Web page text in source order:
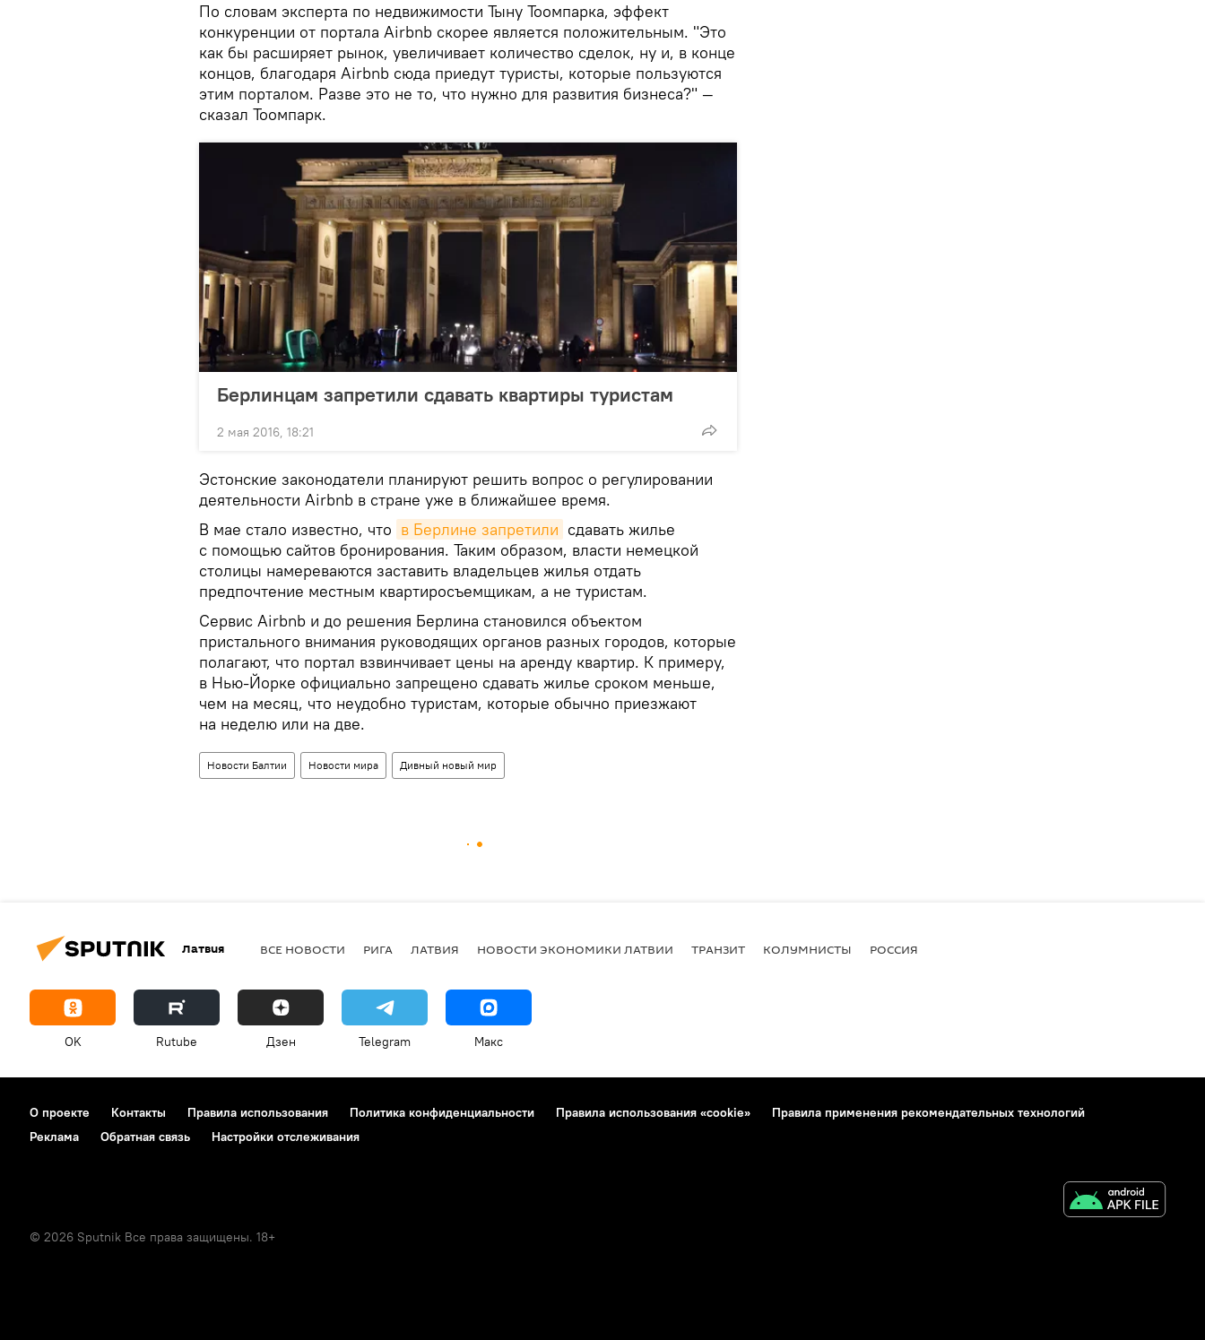
По словам эксперта по недвижимости Тыну Тоомпарка, эффект
конкуренции от портала Airbnb скорее является положительным. "Это
как бы расширяет рынок, увеличивает количество сделок, ну и, в конце
концов, благодаря Airbnb сюда приедут туристы, которые пользуются
этим порталом. Разве это не то, что нужно для развития бизнеса?" —
сказал Тоомпарк.
Берлинцам запретили сдавать квартиры туристам
2 мая 2016, 18:21
Эстонские законодатели планируют решить вопрос о регулировании
деятельности Airbnb в стране уже в ближайшее время.
В мае стало известно, что в Берлине запретили сдавать жилье
с помощью сайтов бронирования. Таким образом, власти немецкой
столицы намереваются заставить владельцев жилья отдать
предпочтение местным квартиросъемщикам, а не туристам.
Сервис Airbnb и до решения Берлина становился объектом
пристального внимания руководящих органов разных городов, которые
полагают, что портал взвинчивает цены на аренду квартир. К примеру,
в Нью-Йорке официально запрещено сдавать жилье сроком меньше,
чем на месяц, что неудобно туристам, которые обычно приезжают
на неделю или на две.
Новости Балтии Новости мира Дивный новый мир
Латвия ВСЕ НОВОСТИ РИГА ЛАТВИЯ НОВОСТИ ЭКОНОМИКИ ЛАТВИИ ТРАНЗИТ КОЛУМНИСТЫ РОССИЯ
OK Rutube Дзен Telegram Макс
О проекте Контакты Правила использования Политика конфиденциальности Правила использования «cookie»
Правила применения рекомендательных технологий
Реклама
Обратная связь Настройки отслеживания
© 2026 Sputnik Все права защищены. 18+